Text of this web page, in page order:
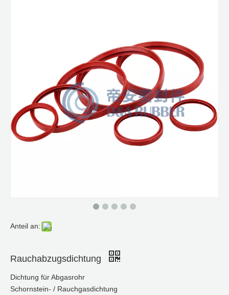
Anteil an:
Rauchabzugsdichtung
Dichtung für Abgasrohr
Schornstein- / Rauchgasdichtung